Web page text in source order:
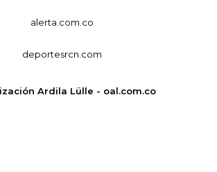
alerta.com.co
deportesrcn.com
Ardila Lülle - oal.com.co